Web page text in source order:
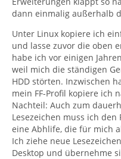
dann einmalig außerhalb
Unter Linux kopiere ich
und lasse zuvor die oben
habe ich vor einigen
weil mich die ständigen
HDD störten. Inzwischen
mein FF-Profil kopiere ich
Nachteil: Auch zum
Lesezeichen muss ich den
eine Abhlife, die für mich
Ich ziehe neue
Desktop und übernehme